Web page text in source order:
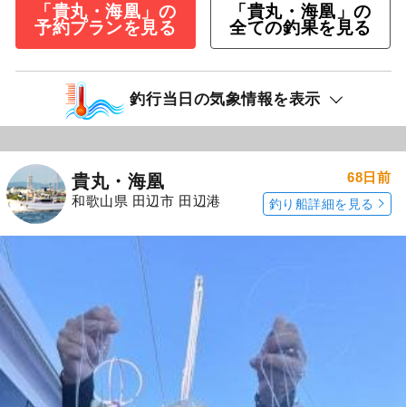
「貴丸・海凰」の
予約プランを見る
「貴丸・海凰」の
全ての釣果を見る
釣行当日の気象情報を表示
貴丸・海凰
和歌山県 田辺市 田辺港
68日前
釣り船詳細を見る